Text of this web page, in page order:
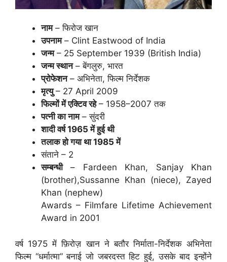
नाम– फिरोज खान
उपनाम– Clint Eastwood of India
जन्म– 25 September 1939 (British India)
जन्म स्थान– बेंगलुरु, भारत
प्रोफेशन– अभिनेता, फिल्म निर्देशक
मृत्यु– 27 April 2009
फिल्मों में एक्टिव रहे– 1958–2007 तक
पत्नी का नाम– सुंदरी
शादी वर्ष 1965 में हुई थी
तलाक हो गया था 1985 में
संताने – 2
सम्बन्धी– Fardeen Khan, Sanjay Khan
(brother),Sussanne Khan (niece), Zayed
Khan (nephew)
Awards – Filmfare Lifetime Achievement
Award in 2001
वर्ष 1975 में फ़िरोज़ खान ने बतौर निर्माता-निर्देशक अभिनेता
फिल्म “धर्मात्मा” बनाई जो जबरदस्त हिट हुई, उसके बाद इन्होंने